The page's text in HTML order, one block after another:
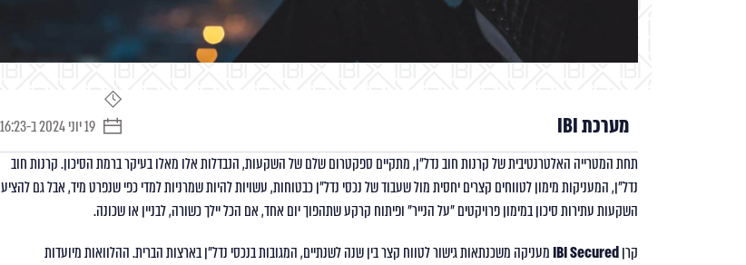
מערכת IBI
זמן
קריאה
תאריך
פרסום
19 יוני 2024 ב-16:23
תחת המטרייה האלטרנטיבית של קרנות חוב נדל"ן, מתקיים ספקטרום שלם של השקעות, הנבדלות אלו מאלו בעיקר ברמת הסיכון. קרנות חוב
נדל"ן, המעניקות מימון לטווחים קצרים יחסית מול שעבוד של נכסי נדל"ן כבטוחות, עשויות להיות שמרניות למדי כפי שנפרט מיד, אבל גם להציע
השקעות עתירות סיכון במימון פרויקטים "על הנייר" ופיתוח קרקע שתהפוך יום אחד, אם הכל יילך כשורה, לבניין או שכונה.
קרן
IBISecured
מעניקה משכנתאות גישור לטווח קצר בין שנה לשנתיים, המגובות בנכסי נדל"ן בארצות הברית. ההלוואות מיועדות